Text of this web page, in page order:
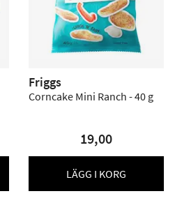
Friggs
Corncake Mini Ranch - 40 g
19,00
LÄGG I KORG